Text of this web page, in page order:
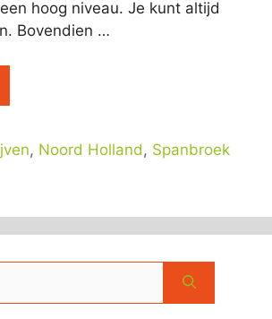
hoog niveau. Je kunt altijd
Bovendien …
, Noord Holland , Spanbroek